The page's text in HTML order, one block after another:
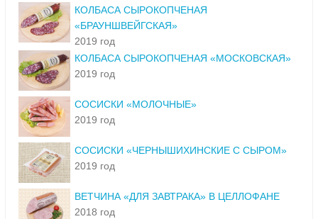
КОЛБАСА СЫРОКОПЧЕНАЯ
«БРАУНШВЕЙГСКАЯ»
2019 год
КОЛБАСА СЫРОКОПЧЕНАЯ «МОСКОВСКАЯ»
2019 год
СОСИСКИ «МОЛОЧНЫЕ»
2019 год
СОСИСКИ «ЧЕРНЫШИХИНСКИЕ С СЫРОМ»
2019 год
ВЕТЧИНА «ДЛЯ ЗАВТРАКА» В ЦЕЛЛОФАНЕ
2018 год